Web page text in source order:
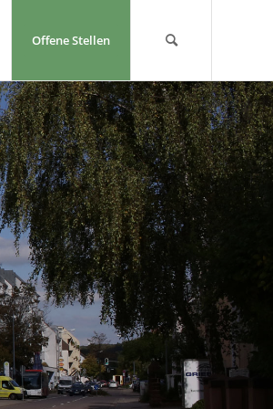
Offene Stellen